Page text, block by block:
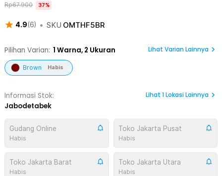
4.9(6) • SKU OMTHF5BR
Rp67.900 37%
Pilihan Varian: 1 Warna, 2 Ukuran Lihat Varian Lainnya
Brown Habis
Informasi Stok:
Jabodetabek
Lihat 1Lokasi Lainnya
Gudang Online
Habis
Toko Jakarta Pusat
Habis
Toko Jakarta Barat
Habis
Toko Jakarta Utara
Habis